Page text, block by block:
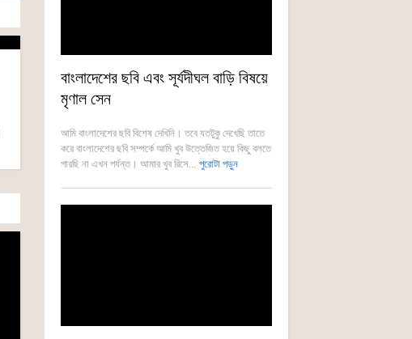
বাংলাদেশের ছবি এবং সূর্যদীঘল বাড়ি বিষয়ে
মৃণাল সেন
আমি বাংলাদেশের ছবি বিশেষ দেখিনি। তবে যতটুকু দেখেছি তাতে
করে বাংলাদেশের ছবি সম্পর্কে আমি খুব উত্তেজিত হয়ে কিছু বলতে
পারছি না এখন পর্যন্ত। আমার খুব রিসে... পুরোটা পড়ুন